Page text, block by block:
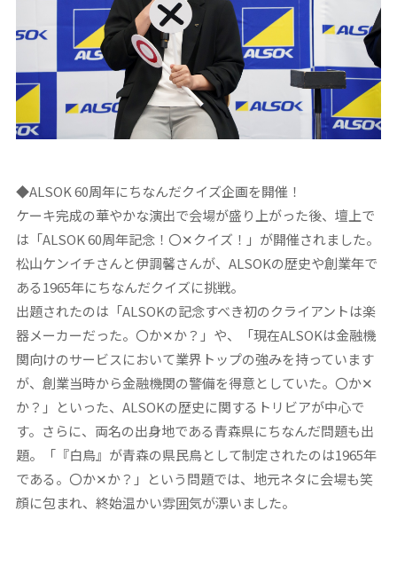
◆ALSOK60周年にちなんだクイズ企画を開催！
ケーキ完成の華やかな演出で会場が盛り上がった後、壇上で
は「ALSOK 60周年記念！〇✕クイズ！」が開催されました。
松山ケンイチさんと伊調馨さんが、ALSOKの歴史や創業年で
ある1965年にちなんだクイズに挑戦。
出題されたのは「ALSOKの記念すべき初のクライアントは楽
器メーカーだった。〇か✕か？」や、「現在ALSOKは金融機
関向けのサービスにおいて業界トップの強みを持っています
が、創業当時から金融機関の警備を得意としていた。〇か✕
か？」といった、ALSOKの歴史に関するトリビアが中心で
す。さらに、両名の出身地である青森県にちなんだ問題も出
題。「『白鳥』が青森の県民鳥として制定されたのは1965年
である。〇か✕か？」という問題では、地元ネタに会場も笑
顔に包まれ、終始温かい雰囲気が漂いました。